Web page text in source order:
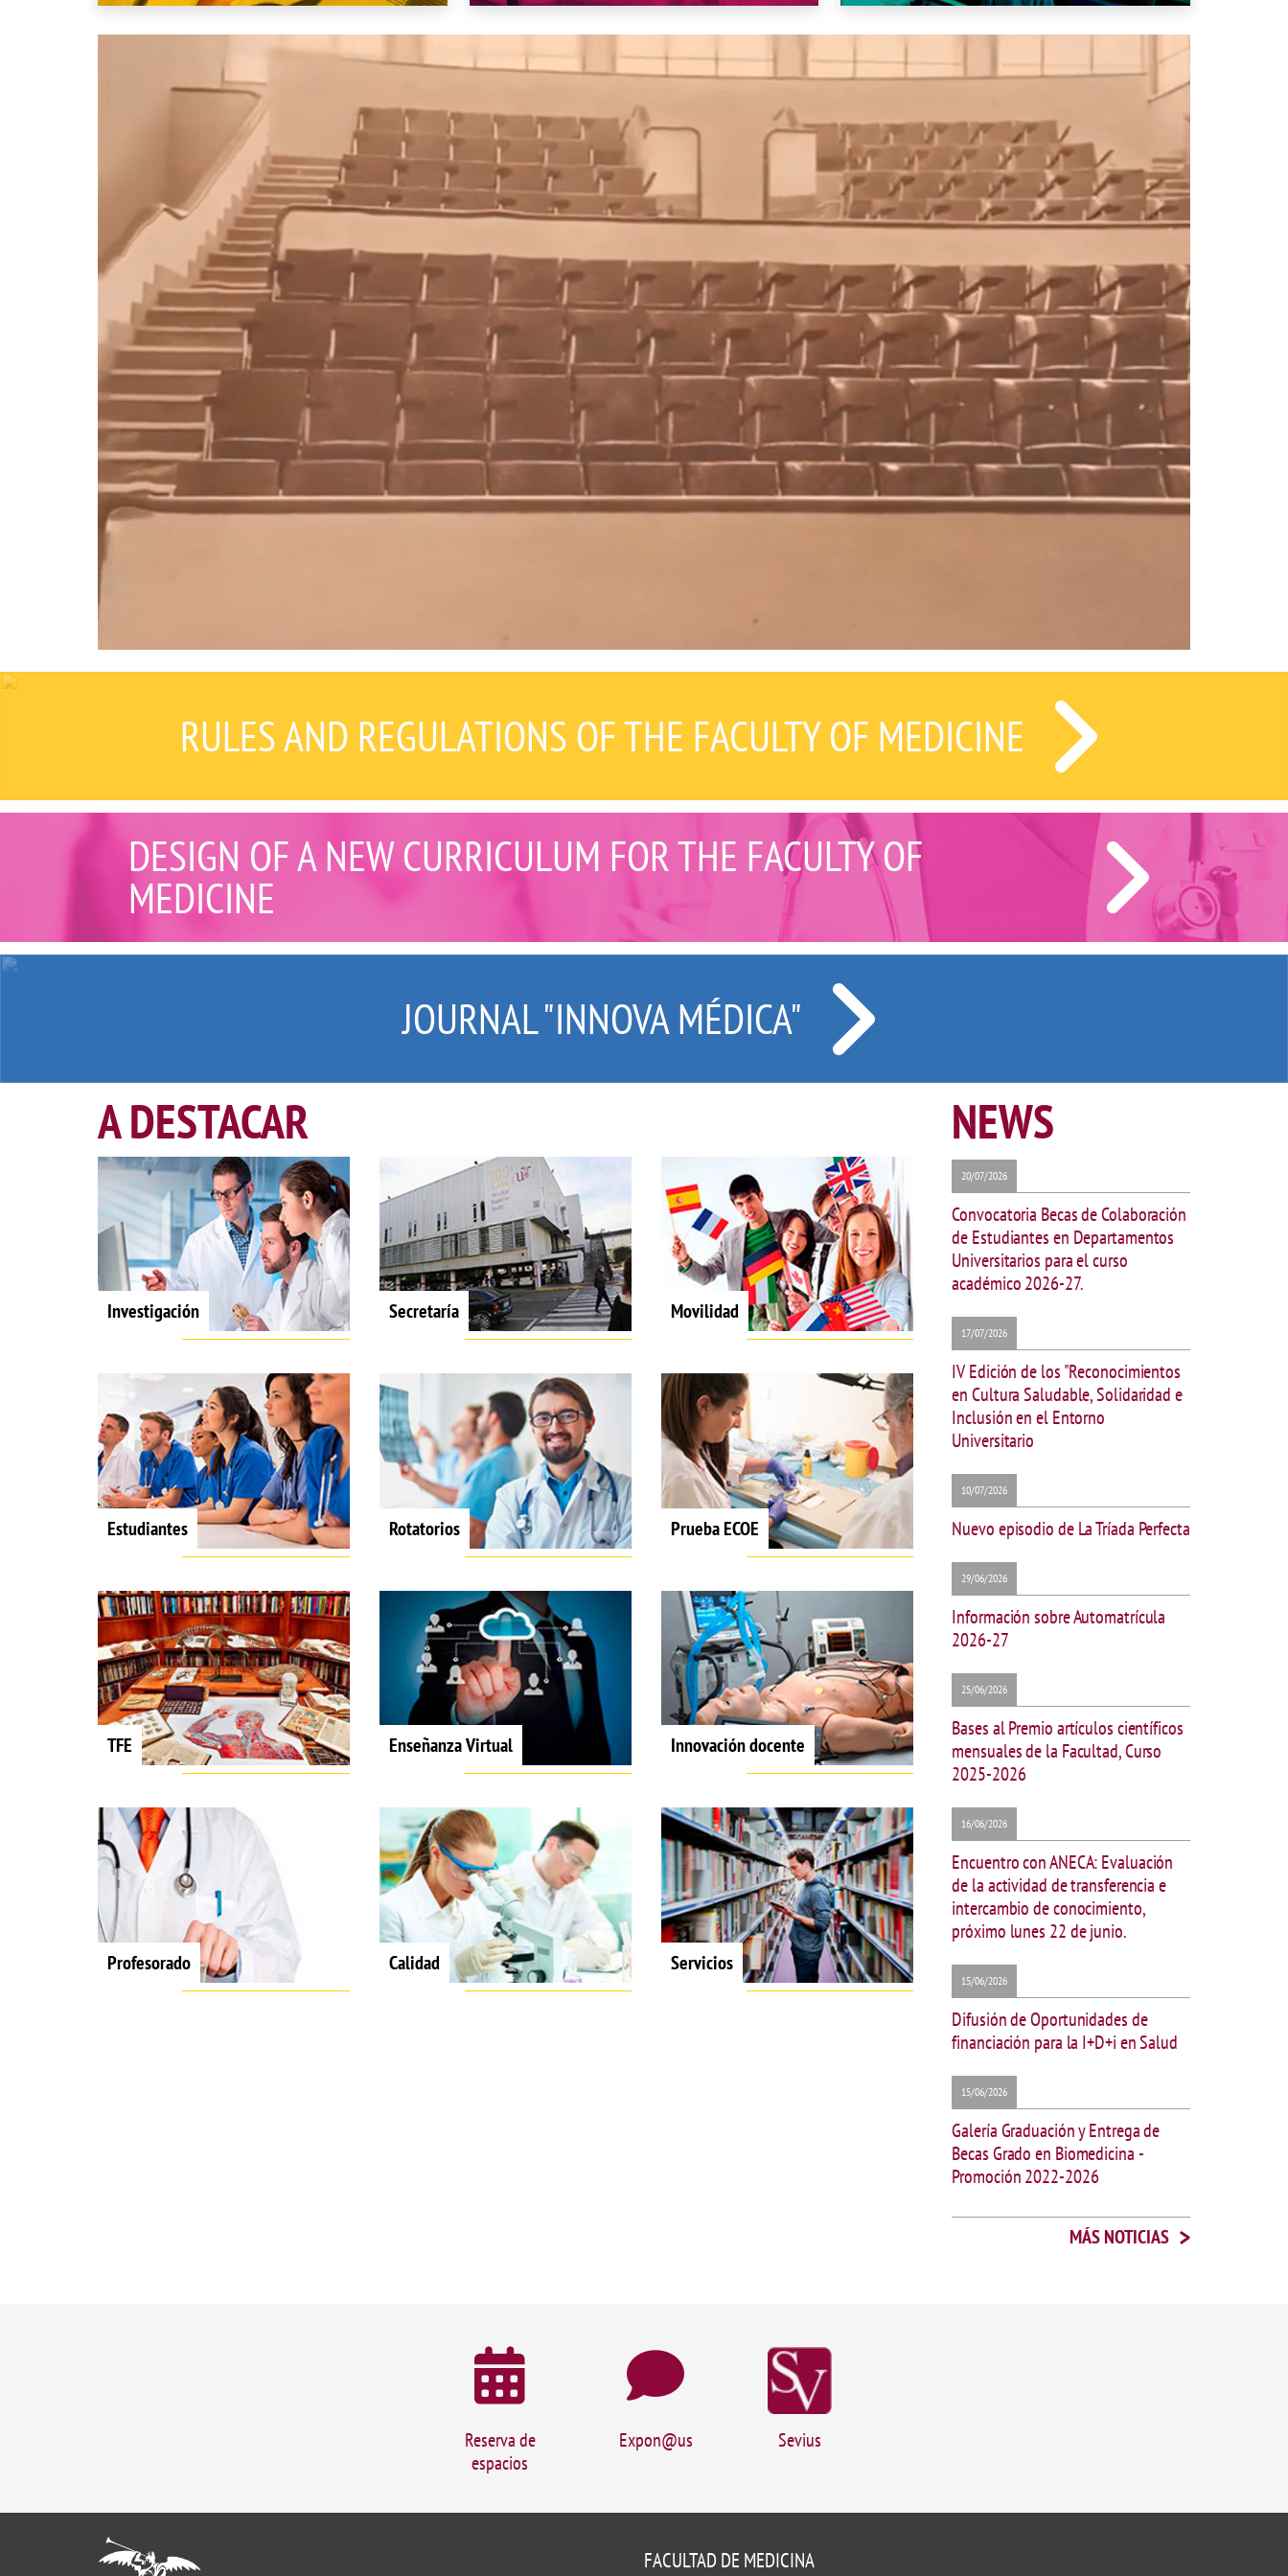
RULES AND REGULATIONS OF THE FACULTY OF MEDICINE
DESIGN OF A NEW CURRICULUM FOR THE FACULTY OF
MEDICINE
JOURNAL "INNOVA MÉDICA"
A DESTACAR
Investigación Secretaría Movilidad
Estudiantes Rotatorios Prueba ECOE
TFE Enseñanza Virtual Innovación docente
Profesorado Calidad Servicios
NEWS
20/07/2026
Convocatoria Becas de Colaboración
de Estudiantes en Departamentos
Universitarios para el curso
académico 2026-27.
17/07/2026
IV Edición de los "Reconocimientos
en Cultura Saludable, Solidaridad e
Inclusión en el Entorno
Universitario
10/07/2026
Nuevo episodio de La Tríada Perfecta
29/06/2026
Información sobre Automatrícula
2026-27
25/06/2026
Bases al Premio artículos científicos
mensuales de la Facultad, Curso
2025-2026
16/06/2026
Encuentro con ANECA: Evaluación
de la actividad de transferencia e
intercambio de conocimiento,
próximo lunes 22 de junio.
15/06/2026
Difusión de Oportunidades de
financiación para la I+D+i en Salud
15/06/2026
Galería Graduación y Entrega de
Becas Grado en Biomedicina -
Promoción 2022-2026
MÁS NOTICIAS >
Reserva de
espacios
Expon@us Sevius
FACULTAD DE MEDICINA